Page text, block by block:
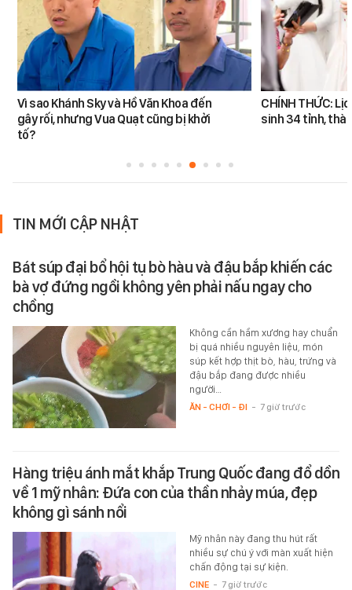
Vì sao Khánh Sky và Hồ Văn Khoa đến
gây rối, nhưng Vua Quạt cũng bị khởi
tố?
CHÍNH THỨC:
sinh 34 tỉnh,
TIN MỚI CẬP NHẬT
Bát súp đại bổ hội tụ bò hàu và đậu bắp khiến các
bà vợ đứng ngồi không yên phải nấu ngay cho
chồng
Không cần hầm xương hay chuẩn
bị quá nhiều nguyên liệu, món
súp kết hợp thịt bò, hàu, trứng và
đậu bắp đang được nhiều
người…
ĂN - CHƠI - ĐI - 7 giờ trước
Hàng triệu ánh mắt khắp Trung Quốc đang đổ dồn
về 1 mỹ nhân: Đứa con của thần nhảy múa, đẹp
không gì sánh nổi
Mỹ nhân này đang thu hút rất
nhiều sự chú ý với màn xuất hiện
chấn động tại sự kiện.
CINE - 7 giờ trước